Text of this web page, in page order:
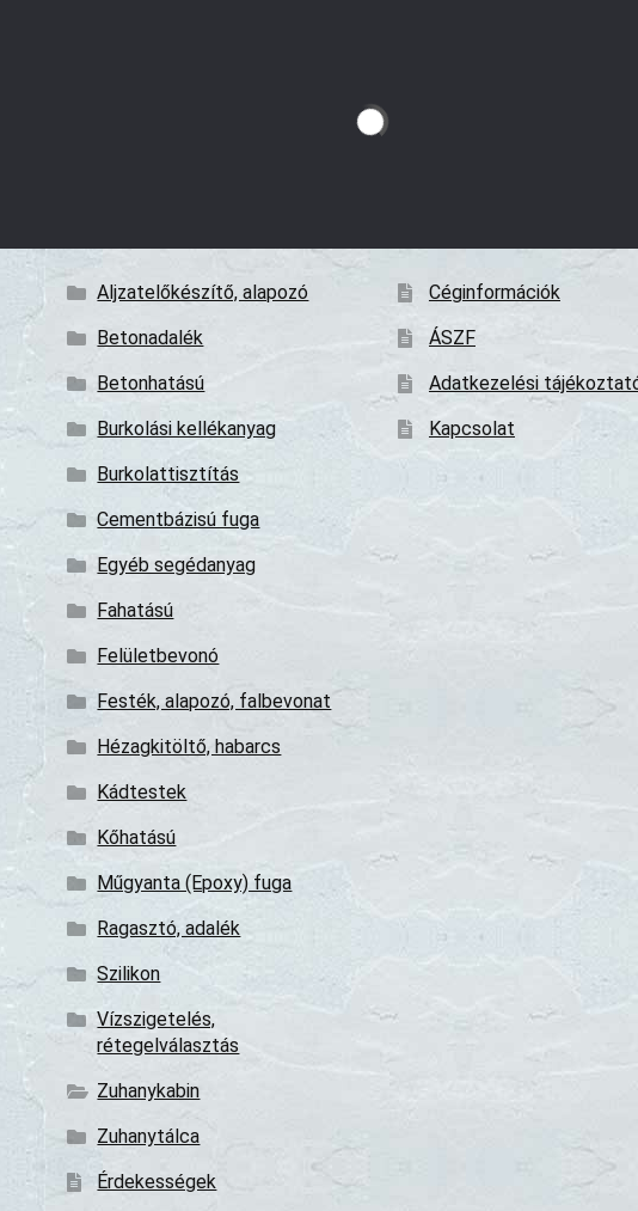
Aljzatelőkészítő, alapozó
Betonadalék
Betonhatású
Burkolási kellékanyag
Burkolattisztítás
Cementbázisú fuga
Egyéb segédanyag
Fahatású
Felületbevonó
Festék, alapozó, falbevonat
Hézagkitöltő, habarcs
Kádtestek
Kőhatású
Műgyanta (Epoxy) fuga
Ragasztó, adalék
Szilikon
Vízszigetelés,
rétegelválasztás
Zuhanykabin
Zuhanytálca
Érdekességek
Céginformációk
ÁSZF
Adatkezelési
Kapcsolat